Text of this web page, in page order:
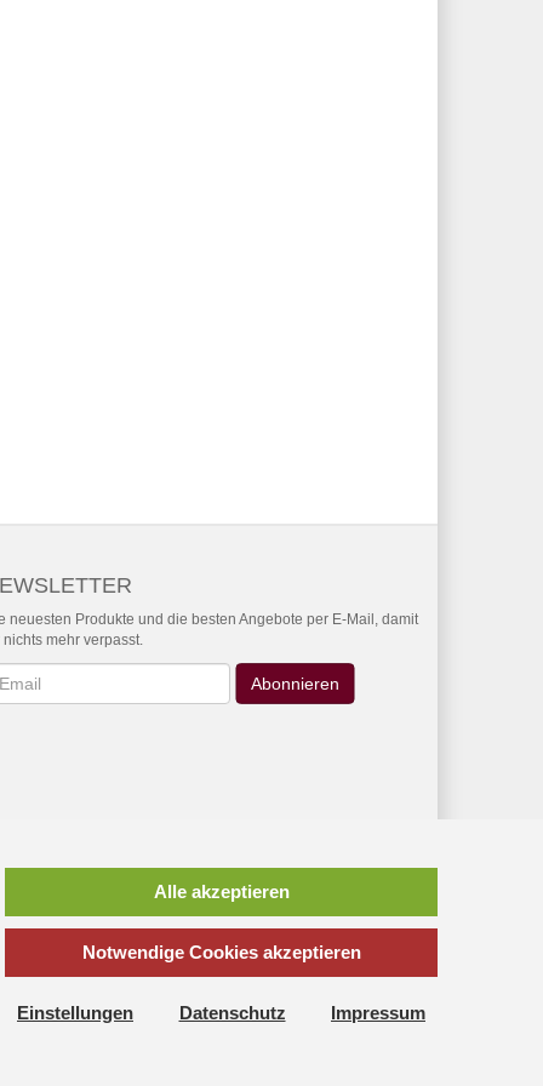
neuesten Produkte und die besten Angebote per E-Mail, damit
nichts mehr verpasst.
Abonnieren
** unverbindliche Preisempfehlung des Herstellers
Alle akzeptieren
Notwendige Cookies akzeptieren
Einstellungen Datenschutz Impressum